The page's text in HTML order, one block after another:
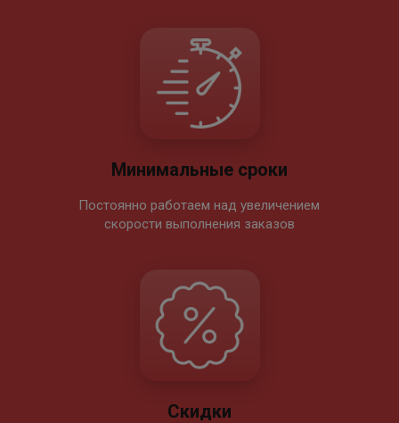
Минимальные сроки
Постоянно работаем над увеличением
скорости выполнения заказов
Скидки